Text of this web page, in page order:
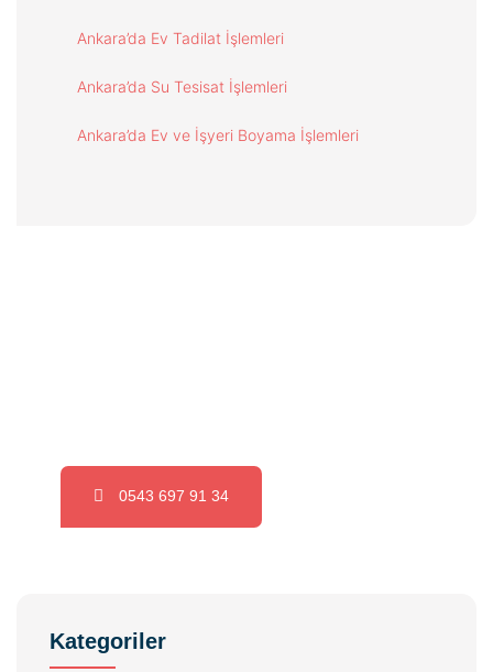
Ankara’da Ev Tadilat İşlemleri
Ankara’da Su Tesisat İşlemleri
Ankara’da Ev ve İşyeri Boyama İşlemleri
0543 697 91 34
Kategoriler